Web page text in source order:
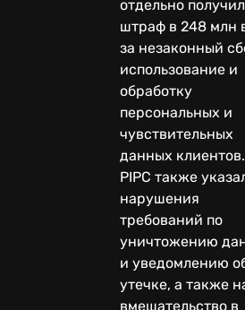
отдельно
штраф в 248 млн
за незаконный
использование и
обработку
персональных и
чувствительных
данных клиентов.
PIPC также
нарушения
требований по
уничтожению
и уведомлению
утечке, а также
вмешательство в